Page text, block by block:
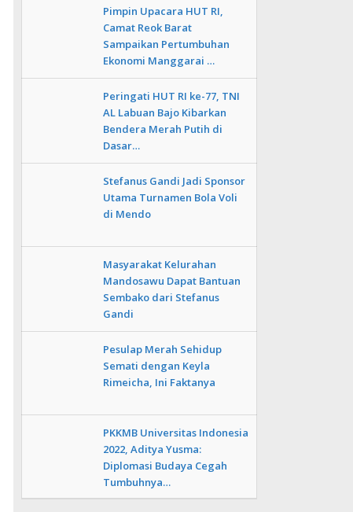
Pimpin Upacara HUT RI,
Camat Reok Barat
Sampaikan Pertumbuhan
Ekonomi Manggarai …
Peringati HUT RI ke-77, TNI
AL Labuan Bajo Kibarkan
Bendera Merah Putih di
Dasar…
Stefanus Gandi Jadi Sponsor
Utama Turnamen Bola Voli
di Mendo
Masyarakat Kelurahan
Mandosawu Dapat Bantuan
Sembako dari Stefanus
Gandi
Pesulap Merah Sehidup
Semati dengan Keyla
Rimeicha, Ini Faktanya
PKKMB Universitas Indonesia
2022, Aditya Yusma:
Diplomasi Budaya Cegah
Tumbuhnya…